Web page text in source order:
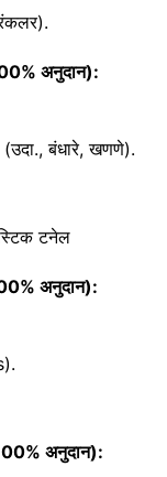
अनुदान):
(उदा., बंधारे, खणणे).
टनेल
अनुदान):
अनुदान):